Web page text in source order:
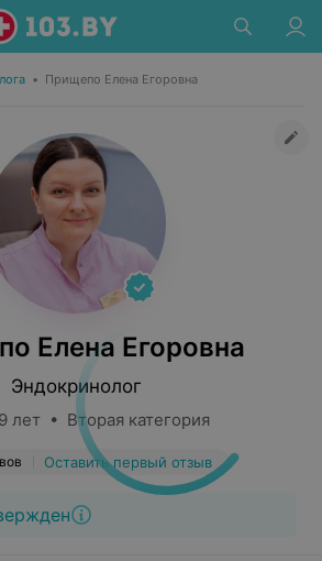
• Прищепо Елена Егоровна
Елена Егоровна
Эндокринолог
лет • Вторая категория
Оставить первый отзыв